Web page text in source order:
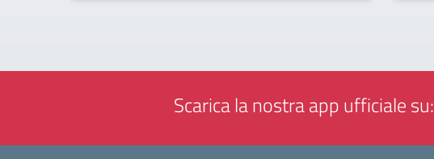
Scarica la nostra app ufficiale su: